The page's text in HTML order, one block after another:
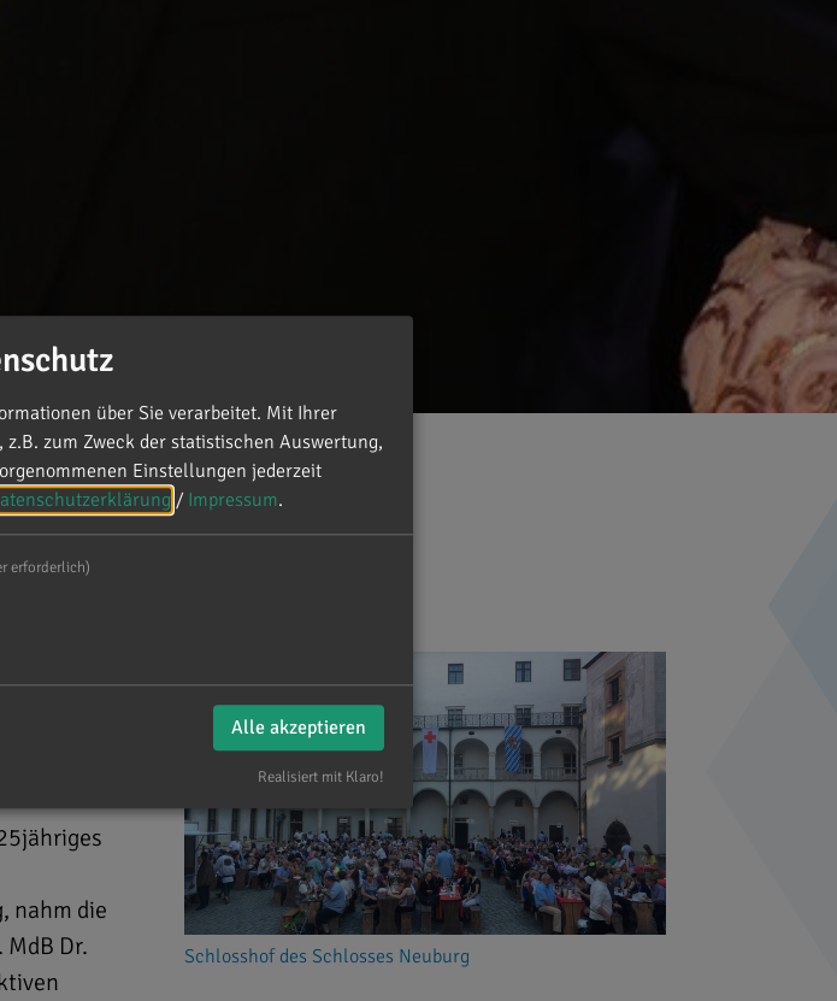
Schlosshof des Schlosses Neuburg
nahm die
Dr.
über Sie verarbeitet. Mit Ihrer
zum Zweck der statistischen Auswertung,
Einstellungen jederzeit
/ Impressum.
erforderlich)
Alle akzeptieren
Realisiert mit Klaro!